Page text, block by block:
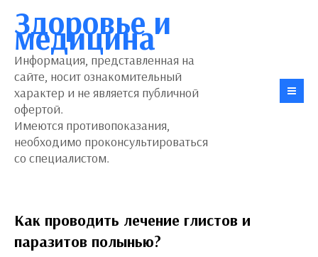
Здоровье и
медицина
Информация, представленная на
сайте, носит ознакомительный
характер и не является публичной
офертой.
Имеются противопоказания,
необходимо проконсультироваться
со специалистом.
Как проводить лечение глистов и
паразитов полынью?